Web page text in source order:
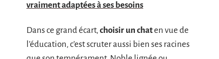
vraiment adaptées à ses besoins
Dans ce grand écart, choisir un chaten vue de
l’éducation, c’est scruter aussi bien ses racines